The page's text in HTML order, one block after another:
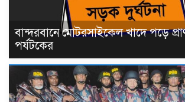
বান্দরবানে মোটরসাইকেল খাদে পড়ে
পর্যটকের